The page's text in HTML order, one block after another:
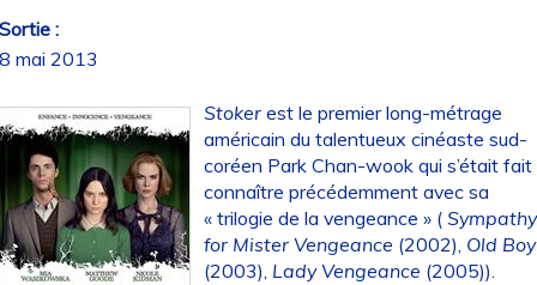
:
mai 2013
Stokerest le premier long-métrage
américain du talentueux cinéaste sud-
coréen Park Chan-wook qui s’était fait
connaître précédemment avec sa
« trilogie de la vengeance » (Sympathy
for Mister Vengeance (2002), Old Boy
(2003), Lady Vengeance (2005)).